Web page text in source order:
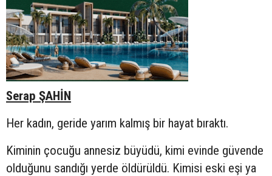
Serap ŞAHİN
Her kadın, geride yarım kalmış bir hayat bıraktı.
Kiminin çocuğu annesiz büyüdü, kimi evinde güvende
olduğunu sandığı yerde öldürüldü. Kimisi eski eşi ya